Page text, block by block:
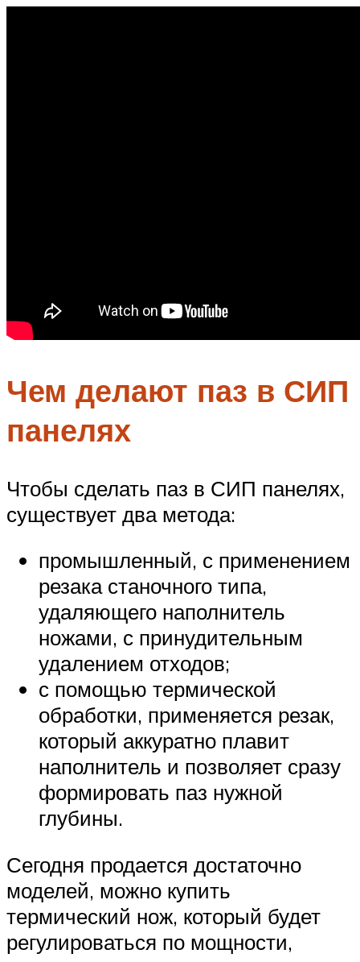
Чем делают паз в СИП
панелях
Чтобы сделать паз в СИП панелях,
существует два метода:
промышленный, с применением
резака станочного типа,
удаляющего наполнитель
ножами, с принудительным
удалением отходов;
с помощью термической
обработки, применяется резак,
который аккуратно плавит
наполнитель и позволяет сразу
формировать паз нужной
глубины.
Сегодня продается достаточно
моделей, можно купить
термический нож, который будет
регулироваться по мощности,